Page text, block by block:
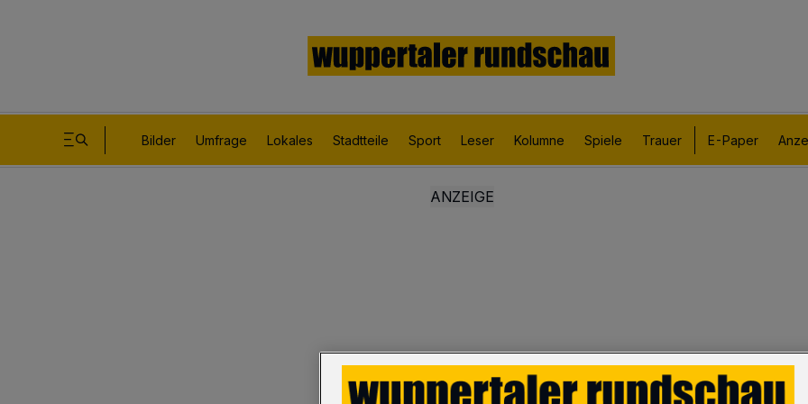
Bilder Umfrage Lokales Stadtteile Sport Leser Kolumne Spiele Trauer E-Paper